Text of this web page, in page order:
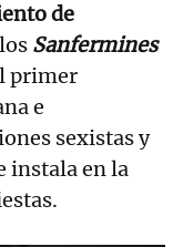
de
Sanfermines
primer
e
sexistas y
instala en la